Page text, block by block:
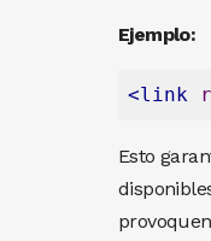
Ejemplo:
<link
Esto